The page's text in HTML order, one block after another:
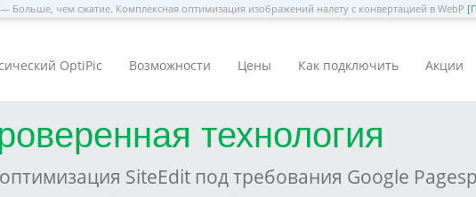
Больше, чем сжатие. Комплексная оптимизация изображений налету с конвертацией в WebP
OptiPic Возможности Цены Как подключить Акции
технология
SiteEdit под требования Google